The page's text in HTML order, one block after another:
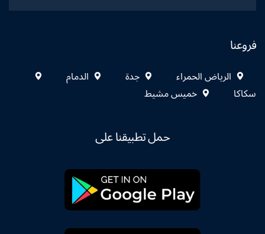
فروعنا
الرياض الحمراء جدة
الدمام
سكاكا
خميس مشيط
حمل تطبيقنا على